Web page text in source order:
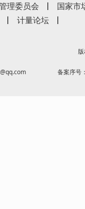
理委员会 丨
国家市
丨 计量论坛 丨
备案序号